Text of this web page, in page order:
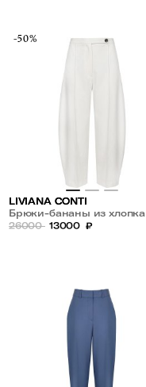
-50%
LIVIANA CONTI
Брюки-бананы из хлопка
26000 13000 ₽